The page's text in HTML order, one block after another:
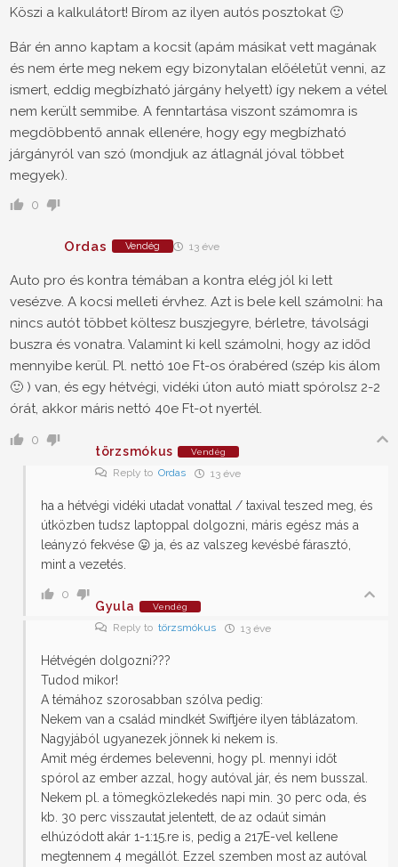
Köszi a kalkulátort! Bírom az ilyen autós posztokat 🙂
Bár én anno kaptam a kocsit (apám másikat vett magának
és nem érte meg nekem egy bizonytalan előéletűt venni, az
ismert, eddig megbízható járgány helyett) így nekem a vétel
nem került semmibe. A fenntartása viszont számomra is
megdöbbentő annak ellenére, hogy egy megbízható
járgányról van szó (mondjuk az átlagnál jóval többet
megyek).
0
Ordas Vendég 13 éve
Auto pro és kontra témában a kontra elég jól ki lett
vesézve. A kocsi melleti érvhez. Azt is bele kell számolni: ha
nincs autót többet költesz buszjegyre, bérletre, távolsági
buszra és vonatra. Valamint ki kell számolni, hogy az időd
mennyibe kerül. Pl. nettó 10e Ft-os órabéred (szép kis álom
🙂 ) van, és egy hétvégi, vidéki úton autó miatt spórolsz 2-2
órát, akkor máris nettó 40e Ft-ot nyertél.
0
törzsmókus
Vendég
Reply to Ordas 13 éve
ha a hétvégi vidéki utadat vonattal / taxival teszed meg, és
útközben tudsz laptoppal dolgozni, máris egész más a
leányzó fekvése 😛 ja, és az valszeg kevésbé fárasztó,
mint a vezetés.
0
Gyula Vendég
Reply to törzsmókus 13 éve
Hétvégén dolgozni???
Tudod mikor!
A témához szorosabban szólva pedig:
Nekem van a család mindkét Swiftjére ilyen táblázatom.
Nagyjából ugyanezek jönnek ki nekem is.
Amit még érdemes belevenni, hogy pl. mennyi időt
spórol az ember azzal, hogy autóval jár, és nem busszal.
Nekem pl. a tömegközlekedés napi min. 30 perc oda, és
kb. 30 perc visszautat jelentett, de az odaút simán
elhúzódott akár 1-1:15.re is, pedig a 217E-vel kellene
megtennem 4 megállót. Ezzel szemben most az autóval